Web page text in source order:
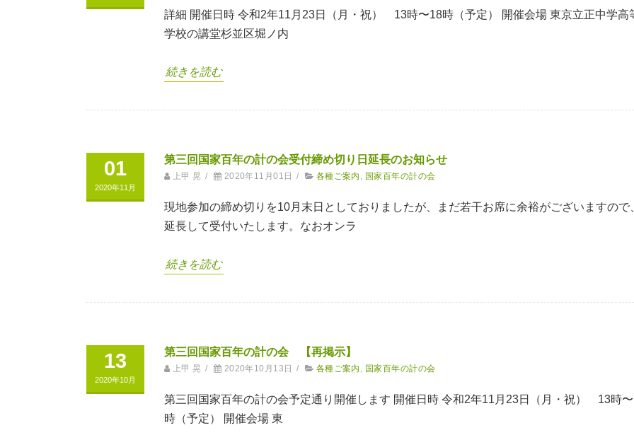
詳細 開催日時 令和2年11月23日（月・祝） 13時〜18時（予定） 開催会場 東京立正中学高
学校の講堂杉並区堀ノ内
続きを読む
01
2020年11月
第三回国家百年の計の会受付締め切り日延長のお知らせ
上甲 晃 / 2020年11月01日 / 各種ご案内 国家百年の計の会
現地参加の締め切りを10月末日としておりましたが、まだ若干お席に余裕がございますので
延長して受付いたします。なおオンラ
続きを読む
13
2020年10月
第三回国家百年の計の会 【再掲示】
上甲 晃 / 2020年10月13日 / 各種ご案内 国家百年の計の会
第三回国家百年の計の会予定通り開催します 開催日時 令和2年11月23日（月・祝） 13時
時（予定） 開催会場 東